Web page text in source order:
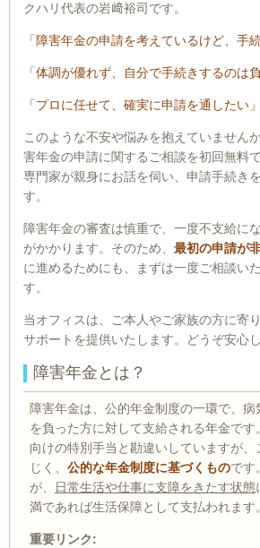
クハリ代表の岩﨑裕司です。
「障害年金の申請を考えているけど、手
「体調が優れず、自分で手続きするのは
「プロに任せて、確実に申請を通したい
このような不安や悩みを抱えていません
害年金の申請に関するご相談を初回無料
専門家が親身にお話を伺い、申請手続き
す。
障害年金の審査は慎重で、一度不支給に
がかかります。そのため、 最初の申請が
に進めるためにも、まずは一度ご相談い
す。
当オフィスは、ご本人やご家族の方に寄
サポートを提供いたします。どうぞ安心
障害年金とは？
障害年金は、公的年金制度の一環で、
を負った方に対して支給される年金で
向けの特別手当と勘違いしていますが、
じく、 公的な年金制度に基づくものです
が、
日常生活や仕事に支障をきたす状態
満であれば生活保障として支払われます。
重要リンク: